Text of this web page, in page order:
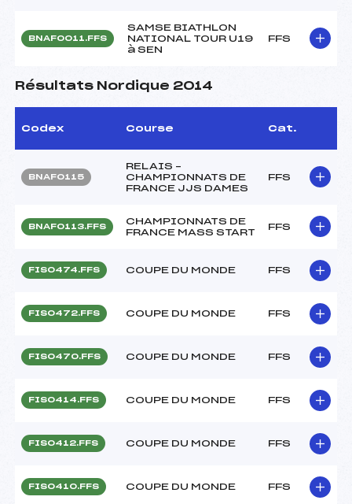
BNAF0011.FFS
SAMSE BIATHLON
NATIONAL TOUR U19
à SEN
FFS
Résultats Nordique 2014
Codex Course Cat.
BNAF0115
RELAIS –
CHAMPIONNATS DE
FRANCE JJS DAMES
FFS
BNAF0113.FFS
CHAMPIONNATS DE
FRANCE MASS START
FFS
FIS0474.FFS COUPE DU MONDE FFS
FIS0472.FFS COUPE DU MONDE FFS
FIS0470.FFS COUPE DU MONDE FFS
FIS0414.FFS COUPE DU MONDE FFS
FIS0412.FFS COUPE DU MONDE FFS
FIS0410.FFS COUPE DU MONDE FFS